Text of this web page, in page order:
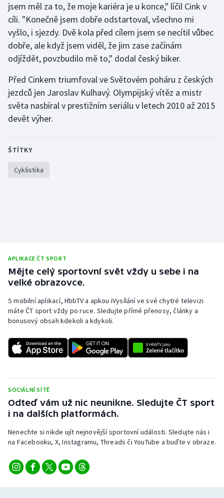
Short track
Sportovní střelba
Stolní tenis
Triatlon
Veslování
Volejbal
Ostatní
jsem měl za to, že moje kariéra je u konce," líčil Cink v
cíli. "Konečně jsem dobře odstartoval, všechno mi
vyšlo, i sjezdy. Dvě kola před cílem jsem se necítil vůbec
dobře, ale když jsem viděl, že jim zase začínám
odjíždět, povzbudilo mě to," dodal český biker.
Před Cinkem triumfoval ve Světovém poháru z českých
jezdců jen Jaroslav Kulhavý. Olympijský vítěz a mistr
světa nasbíral v prestižním seriálu v letech 2010 až 2015
devět výher.
ŠTÍTKY
Cyklistika
APLIKACE ČT SPORT
Mějte celý sportovní svět vždy u sebe i na
velké obrazovce.
S mobilní aplikací, HbbTV a apkou iVysílání ve své chytré televizi
máte ČT sport vždy po ruce. Sledujte přímé přenosy, články a
bonusový obsah kdekoli a kdykoli.
SOCIÁLNÍ SÍTĚ
Odteď vám už nic neunikne. Sledujte ČT sport
i na dalších platformách.
Nenechte si nikde ujít nejnovější sportovní události. Sledujte nás i
na Facebooku, X, Instagramu, Threads či YouTube a buďte v obraze.